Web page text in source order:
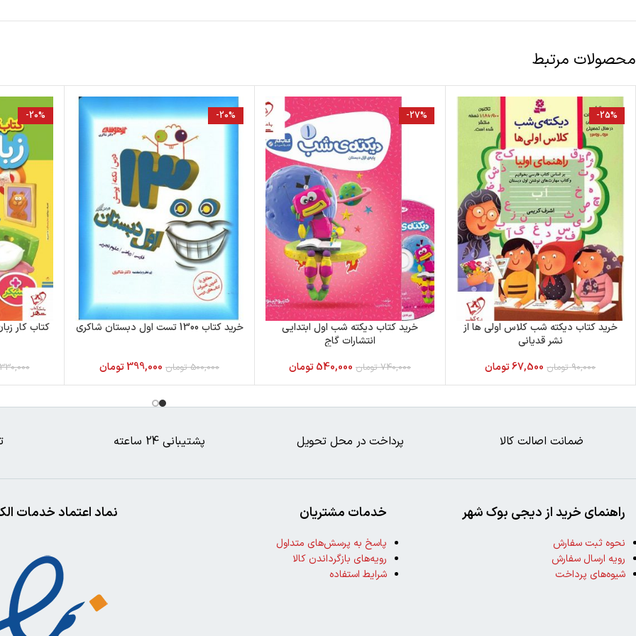
محصولات مرتبط
-25%
خرید کتاب دیکته شب کلاس اولی ها از
نشر قدیانی
90,000 تومان 67,500تومان
-27%
خرید کتاب دیکته شب اول ابتدایی
انتشارات گاج
740,000 تومان 540,000تومان
-20%
خرید کتاب 1300 تست اول دبستان شاکری
500,000 تومان 399,000تومان
-20%
کتاب کار
ضمانت اصالت کالا پرداخت در محل تحویل پشتیبانی 24 ساعته
نماد اعتماد خدمات خدمات مشتریان
پاسخ به پرسش‌های متداول
رویه‌های بازگرداندن کالا
شرایط استفاده
راهنمای خرید از دیجی بوک شهر
نحوه ثبت سفارش
رویه ارسال سفارش
شیوه‌های پرداخت